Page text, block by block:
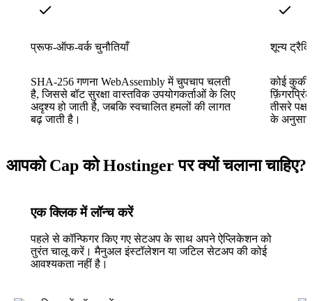
प्रूफ-ऑफ-वर्क चुनौतियाँ
SHA-256 गणना WebAssembly में चुपचाप चलती
है, जिससे बॉट सुरक्षा वास्तविक उपयोगकर्ताओं के लिए
अदृश्य हो जाती है, जबकि स्वचालित हमलों की लागत
बढ़ जाती है।
शून्य
कोई
तीसरे
के
आपको Cap को Hostinger पर क्यों चलाना चाहिए?
एक क्लिक में लॉन्च करें
पहले से कॉन्फिगर किए गए सेटअप के साथ अपने ऐप्लिकेशन को
तुरंत चालू करें। मैनुअल इंस्टॉलेशन या जटिल सेटअप की कोई
आवश्यकता नहीं है।